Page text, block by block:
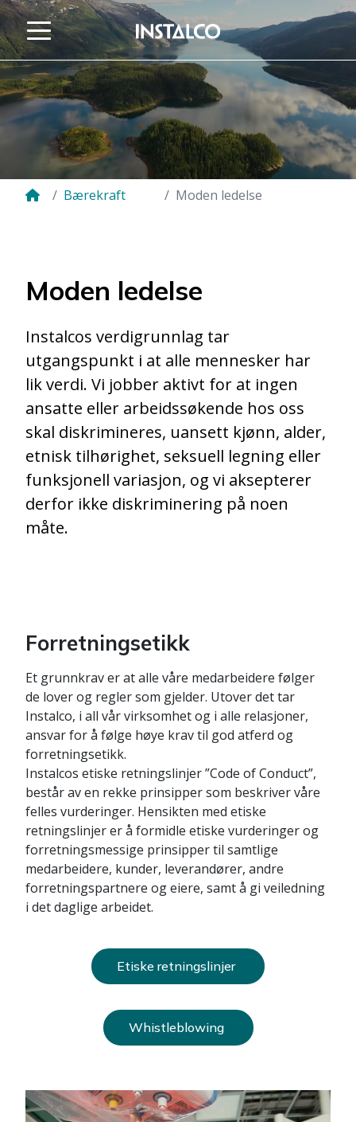
Gå til innholdet
Bærekraft Moden ledelse
Moden ledelse
Instalcos verdigrunnlag tar
utgangspunkt i at alle mennesker har
lik verdi. Vi jobber aktivt for at ingen
ansatte eller arbeidssøkende hos oss
skal diskrimineres, uansett kjønn, alder,
etnisk tilhørighet, seksuell legning eller
funksjonell variasjon, og vi aksepterer
derfor ikke diskriminering på noen
måte.
Forretningsetikk
Et grunnkrav er at alle våre medarbeidere følger
de lover og regler som gjelder. Utover det tar
Instalco, i all vår virksomhet og i alle relasjoner,
ansvar for å følge høye krav til god atferd og
forretningsetikk.
Instalcos etiske retningslinjer ”Code of Conduct”,
består av en rekke prinsipper som beskriver våre
felles vurderinger. Hensikten med etiske
retningslinjer er å formidle etiske vurderinger og
forretningsmessige prinsipper til samtlige
medarbeidere, kunder, leverandører, andre
forretningspartnere og eiere, samt å gi veiledning
i det daglige arbeidet.
Etiske retningslinjer
Whistleblowing